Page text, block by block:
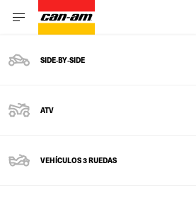
SIDE‑BY‑SIDE
ATV
VEHÍCULOS 3 RUEDAS
OUTLANDER 500-700